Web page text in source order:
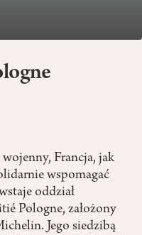
Francja, jak
wspomagać
oddział
Pologne, założony
Jego siedzibą